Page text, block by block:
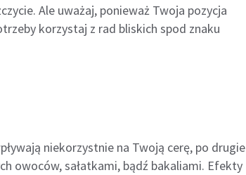
Ale uważaj, ponieważ Twoja pozycja
korzystaj z rad bliskich spod znaku
niekorzystnie na Twoją cerę, po drugie
owoców, sałatkami, bądź bakaliami. Efekty